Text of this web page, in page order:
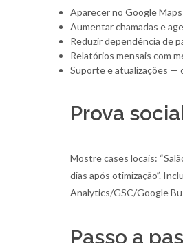
Aparecer no Google
Aumentar chamadas e
Reduzir dependência de
Relatórios mensais com
Suporte e atualizações —
Prova
Mostre cases locais:
dias após otimização”.
Analytics/GSC/Google
Passo a